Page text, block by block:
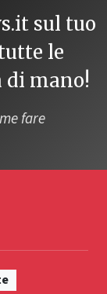
sul tuo
le
di mano!
fare